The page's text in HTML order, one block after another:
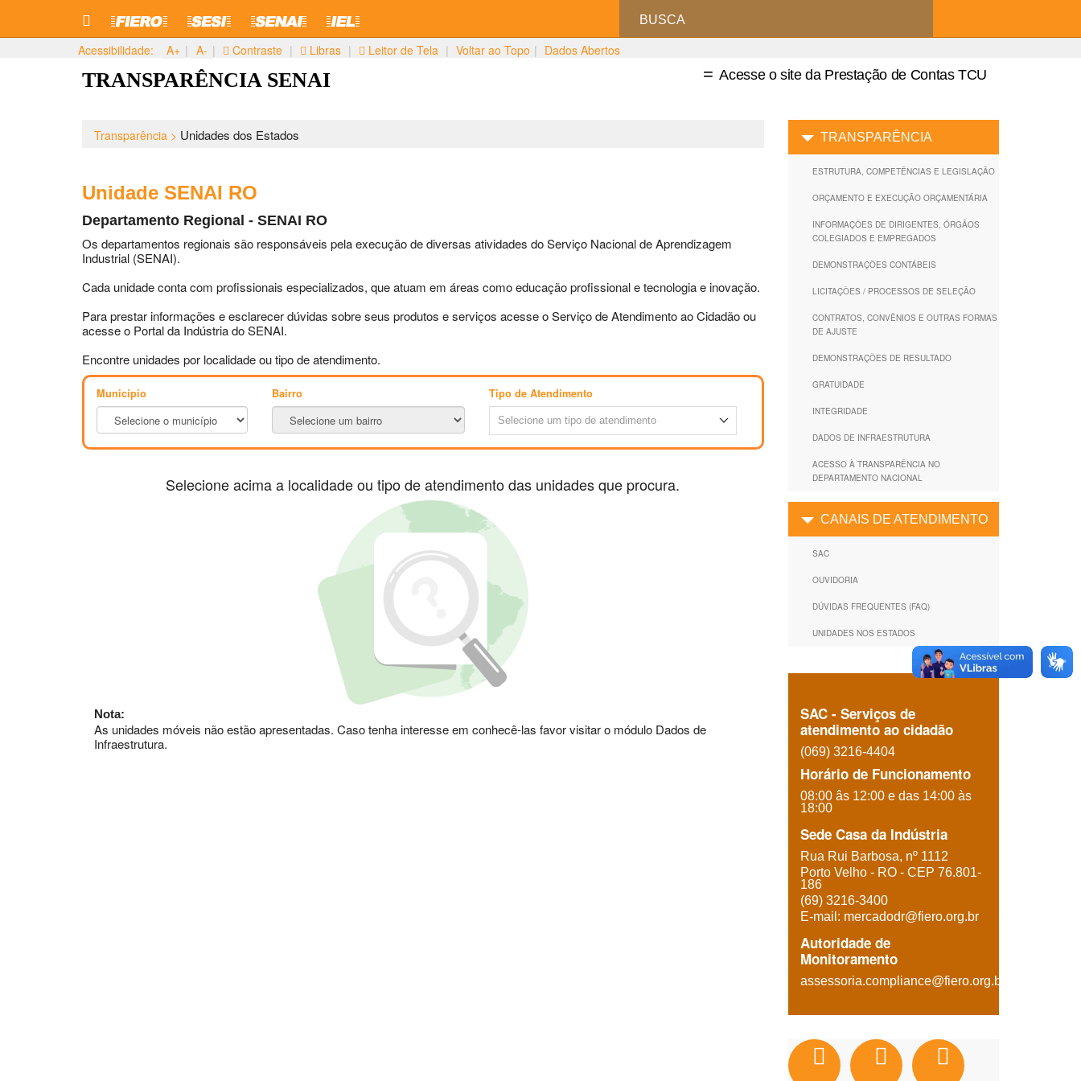
Acessibilidade:
para o
para
A+ | A- | Contraste | Libras | Leitor de Tela | Voltar ao Topo | Dados Abertos
TRANSPARÊNCIA SENAI = Acesse o site da Prestação de Contas TCU
Transparência > Unidades dos Estados
Unidade SENAI RO
Departamento Regional - SENAI RO
Os departamentos regionais são responsáveis pela execução de diversas atividades do Serviço Nacional de Aprendizagem
Industrial (SENAI).
Cada unidade conta com profissionais especializados, que atuam em áreas como educação profissional e tecnologia e inovação.
Para prestar informações e esclarecer dúvidas sobre seus produtos e serviços acesse o Serviço de Atendimento ao Cidadão ou
acesse o Portal da Indústria do SENAI.
Encontre unidades por localidade ou tipo de atendimento.
Município Bairro Tipo de Atendimento
Selecione um tipo de atendimento
Selecione acima a localidade ou tipo de atendimento das unidades que procura.
Nota:
As unidades móveis não estão apresentadas. Caso tenha interesse em conhecê-las favor visitar o módulo Dados de
Infraestrutura.
TRANSPARÊNCIA
ESTRUTURA, COMPETÊNCIAS E LEGISLAÇÃO
ORÇAMENTO E EXECUÇÃO ORÇAMENTÁRIA
INFORMAÇÕES DE DIRIGENTES, ÓRGÃOS
COLEGIADOS E EMPREGADOS
DEMONSTRAÇÕES CONTÁBEIS
LICITAÇÕES / PROCESSOS DE SELEÇÃO
CONTRATOS, CONVÊNIOS E OUTRAS FORMAS
DE AJUSTE
DEMONSTRAÇÕES DE RESULTADO
GRATUIDADE
INTEGRIDADE
DADOS DE INFRAESTRUTURA
ACESSO À TRANSPARÊNCIA NO
DEPARTAMENTO NACIONAL
CANAIS DE ATENDIMENTO
SAC
OUVIDORIA
DÚVIDAS FREQUENTES (FAQ)
UNIDADES NOS ESTADOS
SAC - Serviços de
atendimento ao cidadão
(069) 3216-4404
Horário de Funcionamento
08:00 âs 12:00 e das 14:00 às
18:00
Sede Casa da Indústria
Rua Rui Barbosa, nº 1112
Porto Velho - RO - CEP 76.801-
186
(69) 3216-3400
E-mail: mercadodr@fiero.org.br
Autoridade de
Monitoramento
assessoria.compliance@fiero.org.br